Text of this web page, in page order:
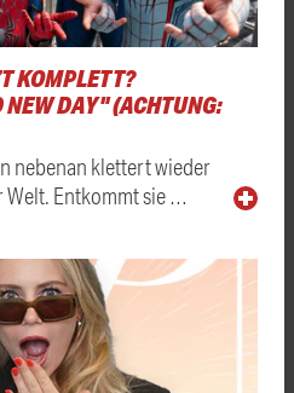
KOMPLETT?
DAY" (ACHTUNG:
nebenan klettert wieder
Welt. Entkommt sie …